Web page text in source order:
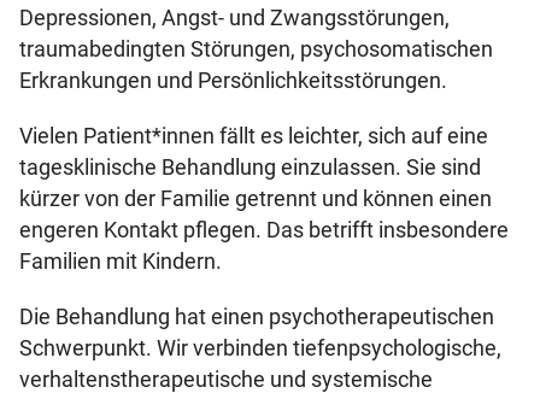
Depressionen, Angst- und Zwangsstörungen,
traumabedingten Störungen, psychosomatischen
Erkrankungen und Persönlichkeitsstörungen.
Vielen Patient*innen fällt es leichter, sich auf eine
tagesklinische Behandlung einzulassen. Sie sind
kürzer von der Familie getrennt und können einen
engeren Kontakt pflegen. Das betrifft insbesondere
Familien mit Kindern.
Die Behandlung hat einen psychotherapeutischen
Schwerpunkt. Wir verbinden tiefenpsychologische,
verhaltenstherapeutische und systemische